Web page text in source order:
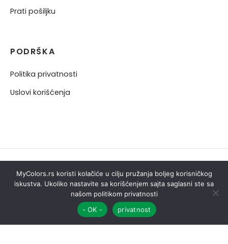
Prati pošiljku
PODRŠKA
Politika privatnosti
Uslovi korišćenja
MyColors.rs koristi kolačiće u cilju pružanja boljeg korisničkog
iskustva. Ukoliko nastavite sa korišćenjem sajta saglasni ste sa
našom politikom privatnosti
- OK -
privatnost